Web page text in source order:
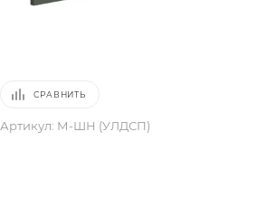
СРАВНИТЬ
Артикул: М-ШН (УЛДСП)